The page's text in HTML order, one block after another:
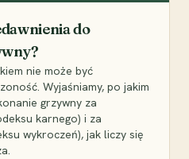
do
nie może być
Wyjaśniamy, po jakim
grzywny za
karnego) i za
wykroczeń), jak liczy się